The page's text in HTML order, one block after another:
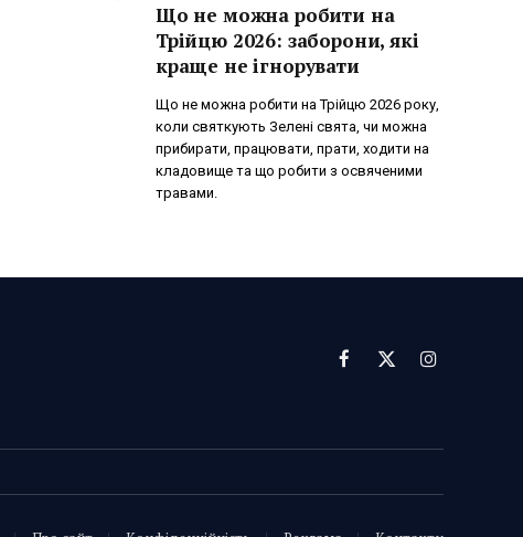
Що не можна робити на
Трійцю 2026: заборони, які
краще не ігнорувати
Що не можна робити на Трійцю 2026 року,
коли святкують Зелені свята, чи можна
прибирати, працювати, прати, ходити на
кладовище та що робити з освяченими
травами.
Facebook
X
Instagram